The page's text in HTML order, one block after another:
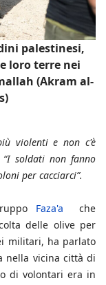
palestinesi,
loro terre nei
(Akram al-
violenti e non c'è
“I soldati non fanno
per cacciarci”.
Faza'a
che
delle olive per
militari, ha parlato
nella vicina città di
di volontari era in